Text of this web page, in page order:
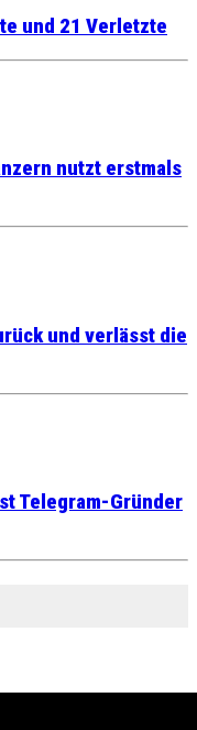
und 21 Verletzte
nutzt erstmals
und verlässt die
Telegram-Gründer